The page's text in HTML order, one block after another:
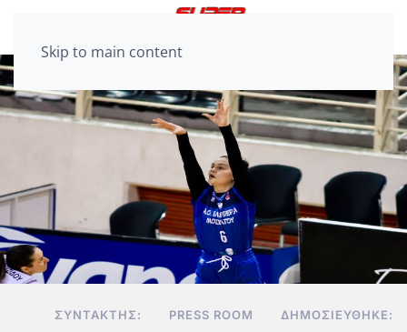
Skip to main content
ΣΥΝΤΆΚΤΗΣ: PRESS ROOM ΔΗΜΟΣΙΕΎΘΗΚΕ: